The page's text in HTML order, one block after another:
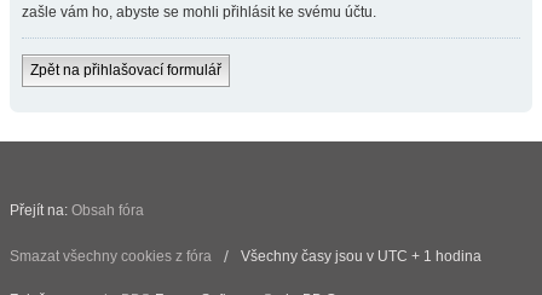
zašle vám ho, abyste se mohli přihlásit ke svému účtu.
Zpět na přihlašovací formulář
Přejít na: Obsah fóra
Smazat všechny cookies z fóra Všechny časy jsou v UTC + 1 hodina